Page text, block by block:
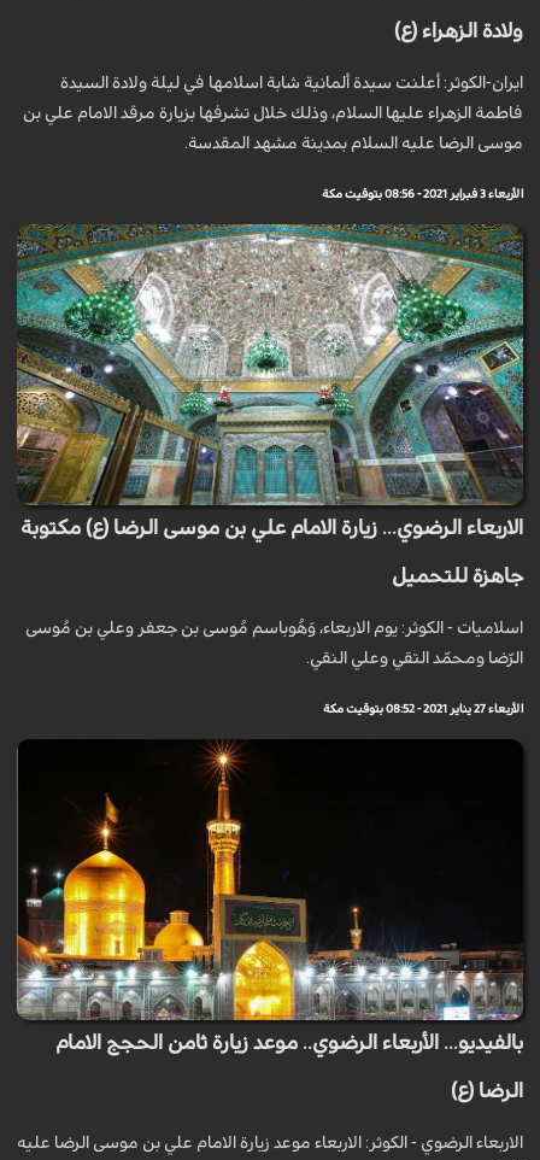
ولادة الزهراء (ع)
ايران-الكوثر: أعلنت سيدة ألمانية شابة اسلامها في ليلة ولادة السيدة
فاطمة الزهراء عليها السلام، وذلك خلال تشرفها بزيارة مرقد الامام علي بن
موسى الرضا عليه السلام بمدينة مشهد المقدسة.
الأربعاء 3 فبراير 2021 - 08:56 بتوقيت مكة
الاربعاء الرضوي... زيارة الامام علي بن موسى الرضا (ع) مكتوبة
جاهزة للتحميل
اسلاميات - الكوثر: يوم الاربعاء، وَهُوباسم مُوسى بن جعفر وعلي بن مُوسى
الرّضا ومحمّد التقي وعلي النقي.
الأربعاء 27 يناير 2021 - 08:52 بتوقيت مكة
بالفيديو... الأربعاء الرضوي.. موعد زيارة ثامن الحجج الامام
الرضا (ع)
الاربعاء الرضوي - الكوثر: الاربعاء موعد زيارة الامام علي بن موسى الرضا عليه